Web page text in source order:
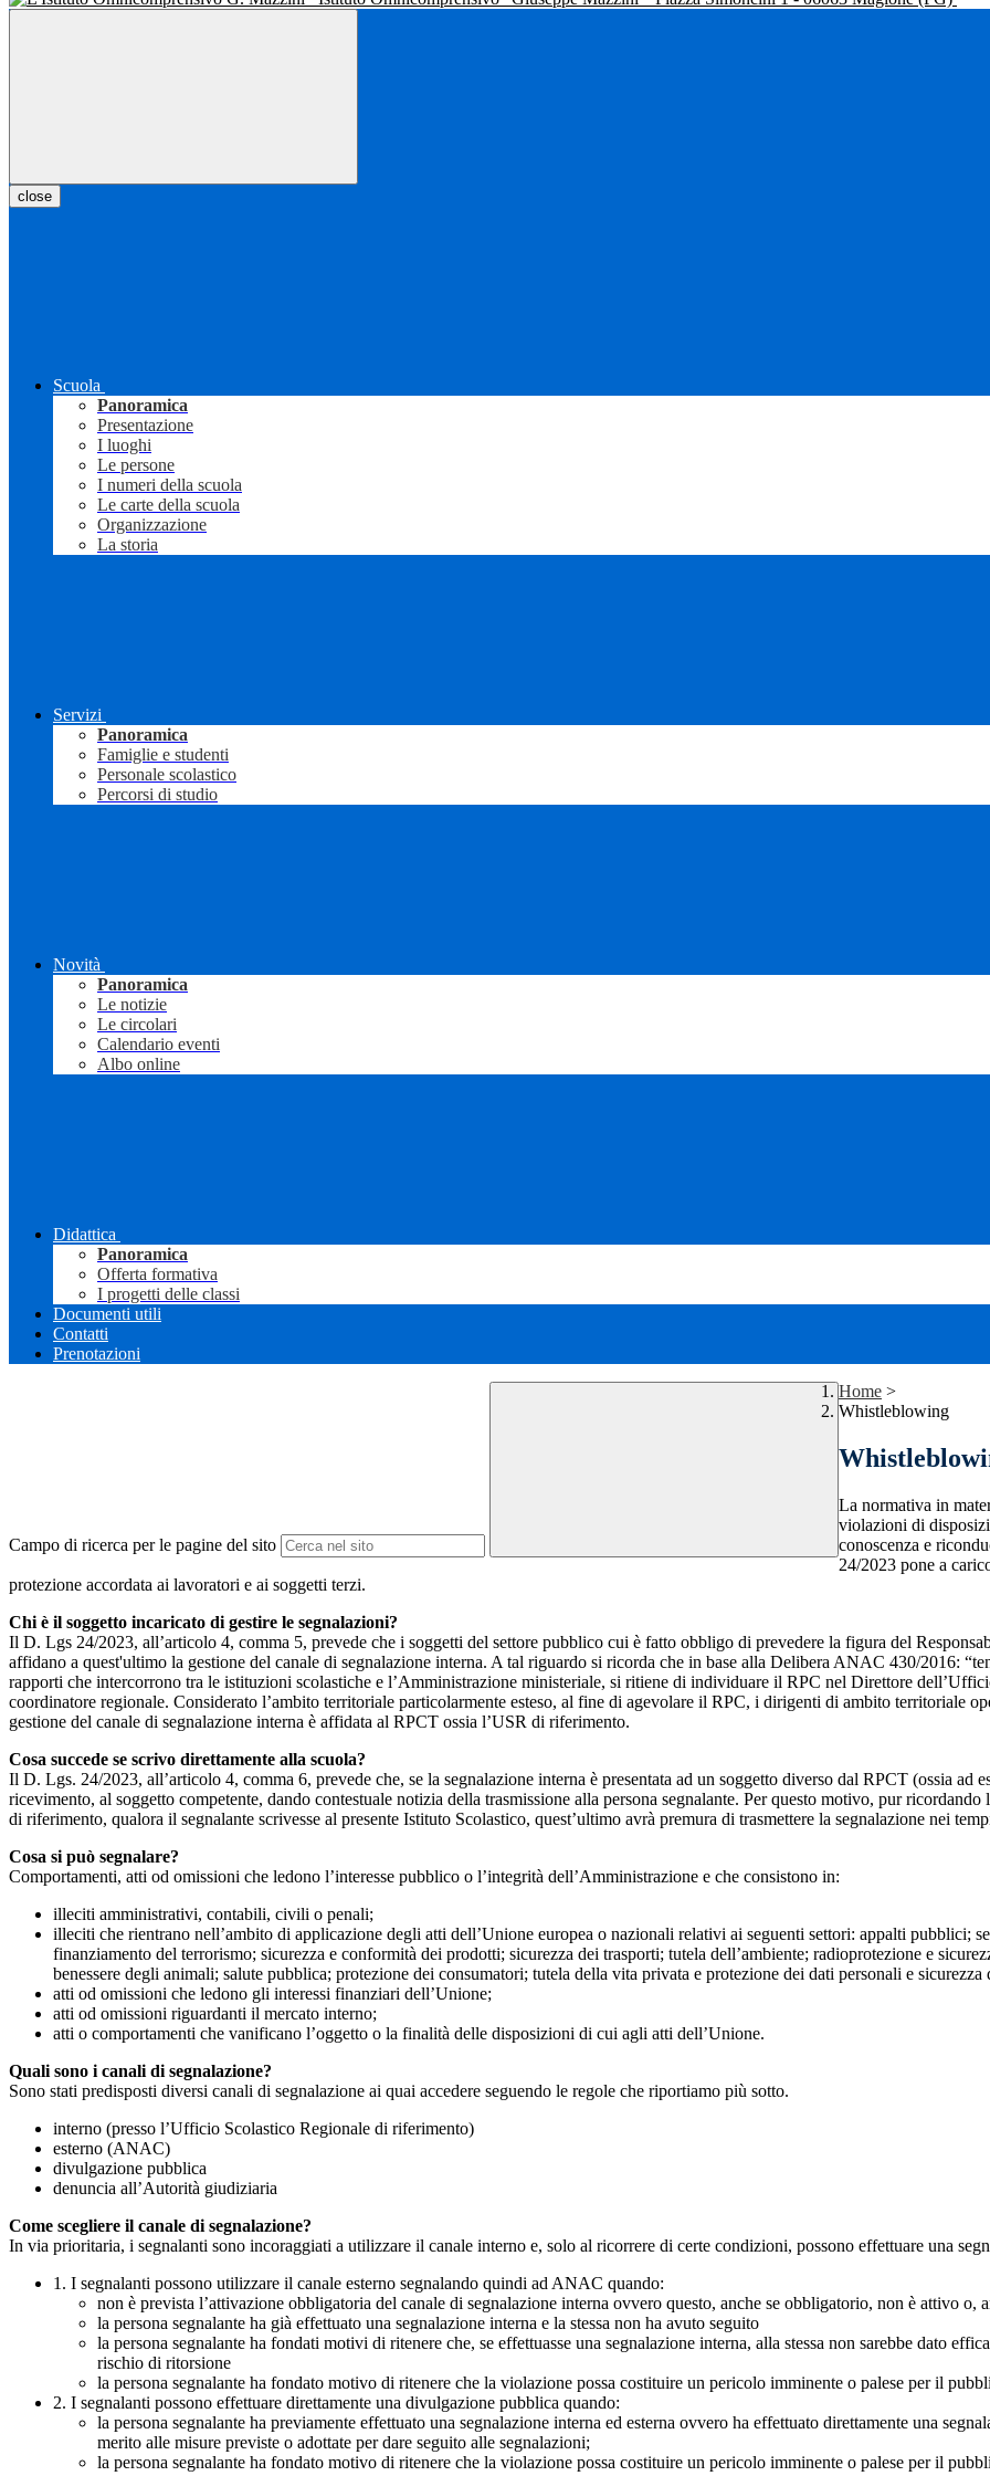
close
Scuola
Panoramica
Presentazione
I luoghi
Le persone
I numeri della scuola
Le carte della scuola
Organizzazione
La storia
Servizi
Panoramica
Famiglie e studenti
Personale scolastico
Percorsi di studio
Novità
Panoramica
Le notizie
Le circolari
Calendario eventi
Albo online
Didattica
Panoramica
Offerta formativa
I progetti delle classi
Documenti utili
Contatti
Prenotazioni
Campo di ricerca per le pagine del sito
Home >
Whistleblowing
La normativa in
violazioni di
conoscenza e
24/2023 pone a
protezione accordata ai lavoratori e ai soggetti terzi.
Chi è il soggetto incaricato di gestire le segnalazioni?
Il D. Lgs 24/2023, all’articolo 4, comma 5, prevede che i soggetti del settore pubblico cui è fatto obbligo di prevedere la figura del
affidano a quest'ultimo la gestione del canale di segnalazione interna. A tal riguardo si ricorda che in base alla Delibera ANAC 430/2016:
rapporti che intercorrono tra le istituzioni scolastiche e l’Amministrazione ministeriale, si ritiene di individuare il RPC nel Direttore
coordinatore regionale. Considerato l’ambito territoriale particolarmente esteso, al fine di agevolare il RPC, i dirigenti di ambito territoriale
gestione del canale di segnalazione interna è affidata al RPCT ossia l’USR di riferimento.
Cosa succede se scrivo direttamente alla scuola?
Il D. Lgs. 24/2023, all’articolo 4, comma 6, prevede che, se la segnalazione interna è presentata ad un soggetto diverso dal RPCT (ossia ad
ricevimento, al soggetto competente, dando contestuale notizia della trasmissione alla persona segnalante. Per questo motivo, pur
di riferimento, qualora il segnalante scrivesse al presente Istituto Scolastico, quest’ultimo avrà premura di trasmettere la segnalazione nei
Cosa si può segnalare?
Comportamenti, atti od omissioni che ledono l’interesse pubblico o l’integrità dell’Amministrazione e che consistono in:
illeciti amministrativi, contabili, civili o penali;
illeciti che rientrano nell’ambito di applicazione degli atti dell’Unione europea o nazionali relativi ai seguenti settori: appalti pubblici;
finanziamento del terrorismo; sicurezza e conformità dei prodotti; sicurezza dei trasporti; tutela dell’ambiente; radioprotezione e
benessere degli animali; salute pubblica; protezione dei consumatori; tutela della vita privata e protezione dei dati personali e
atti od omissioni che ledono gli interessi finanziari dell’Unione;
atti od omissioni riguardanti il mercato interno;
atti o comportamenti che vanificano l’oggetto o la finalità delle disposizioni di cui agli atti dell’Unione.
Quali sono i canali di segnalazione?
Sono stati predisposti diversi canali di segnalazione ai quai accedere seguendo le regole che riportiamo più sotto.
interno (presso l’Ufficio Scolastico Regionale di riferimento)
esterno (ANAC)
divulgazione pubblica
denuncia all’Autorità giudiziaria
Come scegliere il canale di segnalazione?
In via prioritaria, i segnalanti sono incoraggiati a utilizzare il canale interno e, solo al ricorrere di certe condizioni, possono effettuare una
1. I segnalanti possono utilizzare il canale esterno segnalando quindi ad ANAC quando:
non è prevista l’attivazione obbligatoria del canale di segnalazione interna ovvero questo, anche se obbligatorio, non è attivo o,
la persona segnalante ha già effettuato una segnalazione interna e la stessa non ha avuto seguito
la persona segnalante ha fondati motivi di ritenere che, se effettuasse una segnalazione interna, alla stessa non sarebbe dato
rischio di ritorsione
la persona segnalante ha fondato motivo di ritenere che la violazione possa costituire un pericolo imminente o palese per il
2. I segnalanti possono effettuare direttamente una divulgazione pubblica quando:
la persona segnalante ha previamente effettuato una segnalazione interna ed esterna ovvero ha effettuato direttamente una
merito alle misure previste o adottate per dare seguito alle segnalazioni;
la persona segnalante ha fondato motivo di ritenere che la violazione possa costituire un pericolo imminente o palese per il